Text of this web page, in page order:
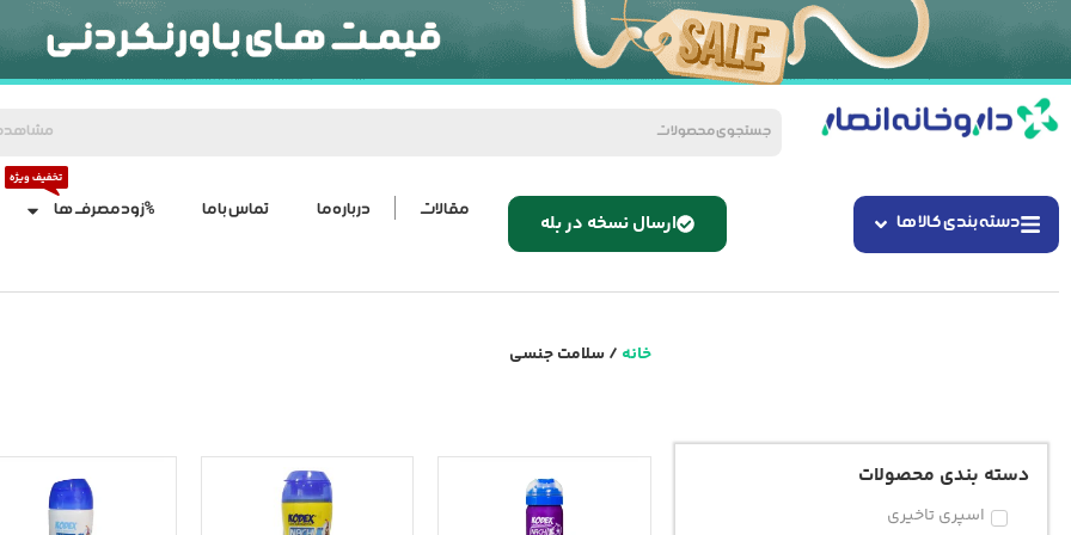
دسته بندی کالا ها ارسال نسخه در بله مقالات درباره ما تماس با ما %زود مصرف ها
دسته بندی محصولات
اسپری تاخیری
خانه / سلامت جنسی